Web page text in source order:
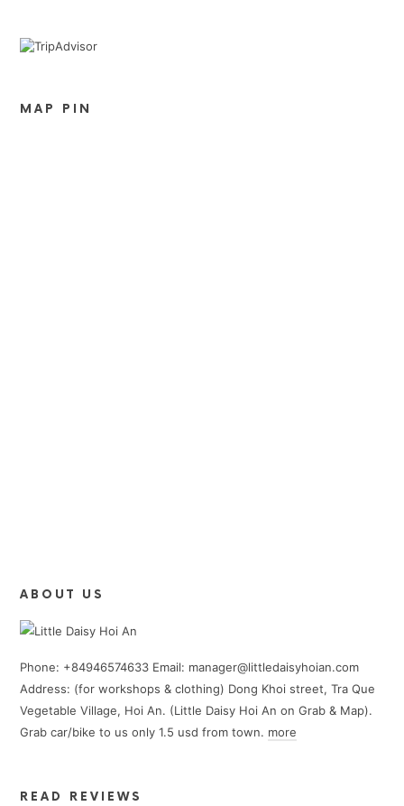
MAP PIN
ABOUT US
Phone: +84946574633 Email: manager@littledaisyhoian.com
Address: (for workshops & clothing) Dong Khoi street, Tra Que
Vegetable Village, Hoi An. (Little Daisy Hoi An on Grab & Map).
Grab car/bike to us only 1.5 usd from town. more
READ REVIEWS